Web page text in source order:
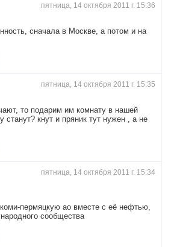
пятница, 14 октября 2011 г. 15:36
сначала в Москве, а потом и на
пятница, 14 октября 2011 г. 15:35
то подарим им комнату в нашей
станут? кнут и пряник тут нужен , а не
пятница, 14 октября 2011 г. 15:34
пермяцкую ао вместе с её нефтью,
сообщества